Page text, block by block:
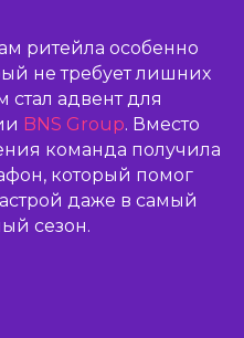
ритейла особенно
не требует лишних
стал адвент для
BNS Group. Вместо
команда получила
который помог
даже в самый
сезон.